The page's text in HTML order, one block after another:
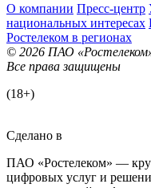
О компании Пресс-центр
национальных интересах
Ростелеком в регионах
© 2026 ПАО
Все права защищены
(18+)
Сделано в
ПАО «Ростелеком» —
цифровых услуг и